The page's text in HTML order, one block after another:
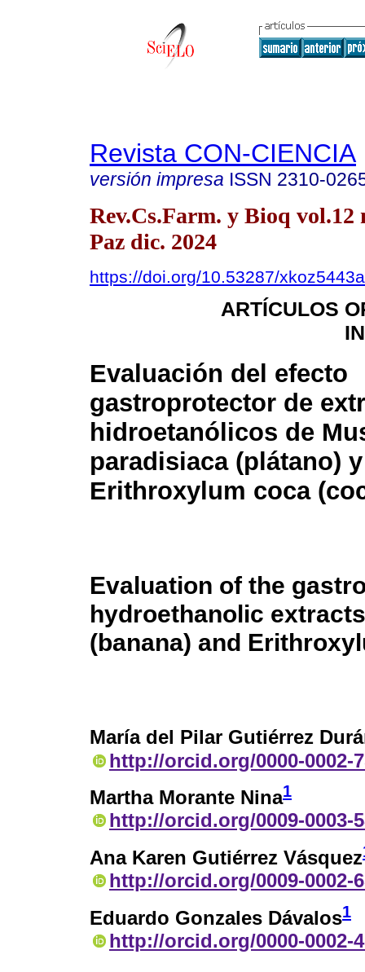
Revista CON-CIENCIA
versión impresa ISSN 2310-
Rev.Cs.Farm. y Bioq vol.12
Paz dic. 2024
https://doi.org/10.53287/
ARTÍCULOS
Evaluación del efecto
gastroprotector de
hidroetanólicos de
paradisiaca (plátano) y
Erithroxylum coca
Evaluation of the
hydroethanolic
(banana) and
María del Pilar Gutiérrez
http://orcid.org/0000-0002-
Martha Morante Nina1
http://orcid.org/0009-0003-
Ana Karen Gutiérrez Vásquez
http://orcid.org/0009-0002-
Eduardo Gonzales Dávalos1
http://orcid.org/0000-0002-